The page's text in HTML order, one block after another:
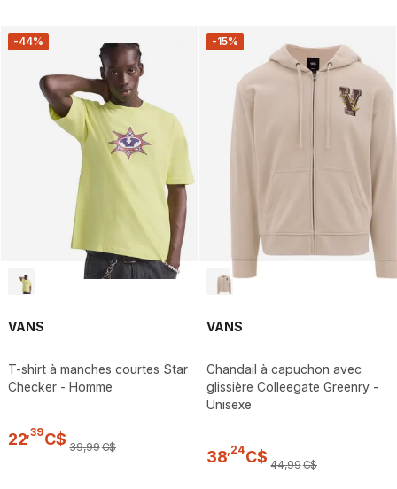
-44%
VANS
T-shirt à manches courtes Star
Checker - Homme
22 39C$ 39,99C$
-15%
VANS
Chandail à capuchon avec
glissière Colleegate Greenry -
Unisexe
38 24C$ 44,99C$